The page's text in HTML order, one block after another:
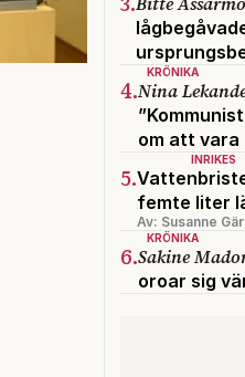
KRÖNIKA
4.Nina
om att
INRIKES
5.
femte liter
Av: Susanne
KRÖNIKA
6.Sakine
oroar sig